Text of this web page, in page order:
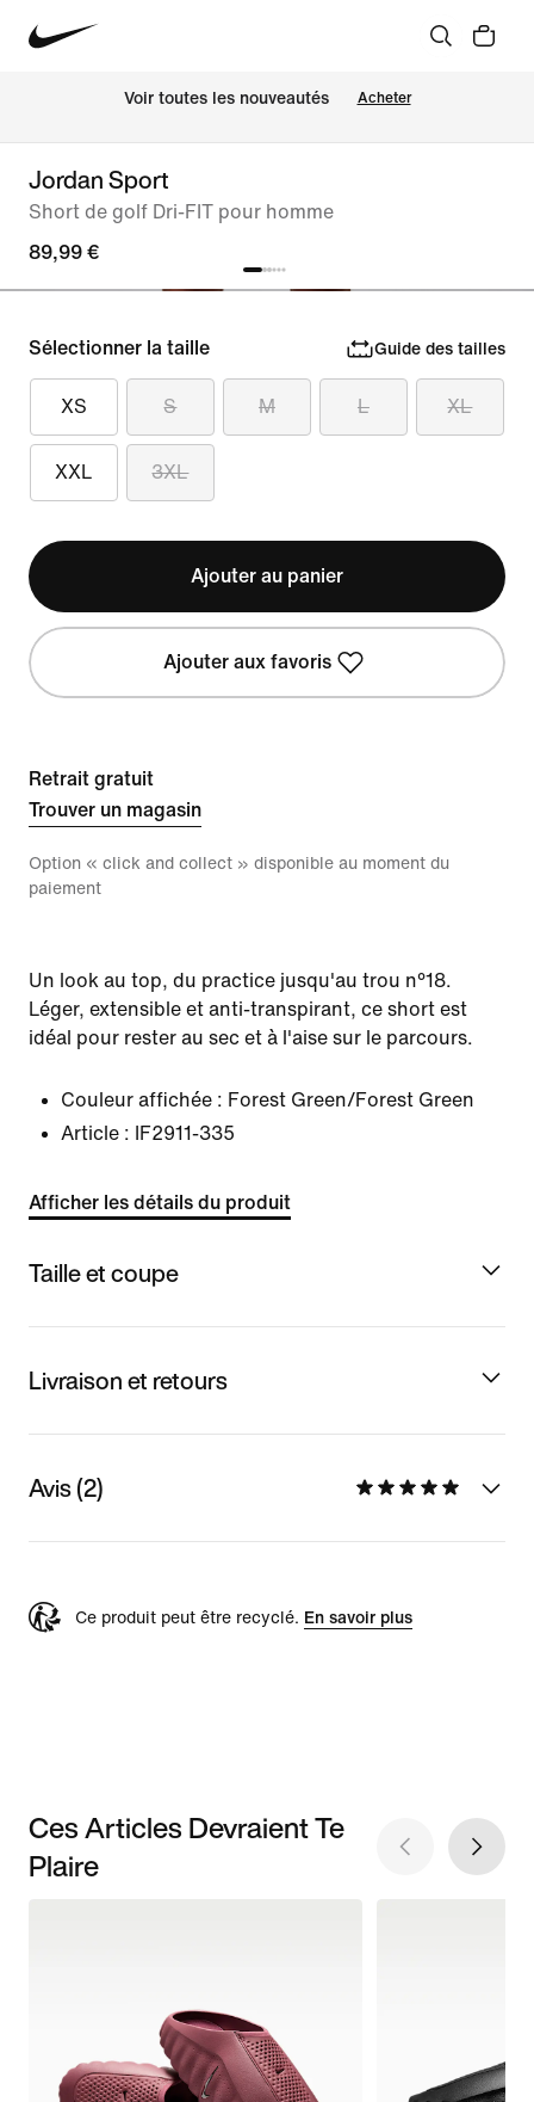
Voir toutes les nouveautés Acheter
Jordan Sport
Short de golf Dri-FIT pour homme
89,99 €
Sélectionner la taille Guide des tailles
XS S M L XL
XXL 3XL
Ajouter au panier
Ajouter aux favoris
Retrait gratuit
Trouver un magasin
Option « click and collect » disponible au moment du
paiement
Un look au top, du practice jusqu'au trou n°18.
Léger, extensible et anti-transpirant, ce short est
idéal pour rester au sec et à l'aise sur le parcours.
Couleur affichée : Forest Green/Forest Green
Article :
IF2911-335
Afficher les détails du produit
Taille et coupe
Livraison et retours
Avis (2)
Ce produit peut être recyclé. En savoir plus
Ces Articles Devraient Te
Plaire